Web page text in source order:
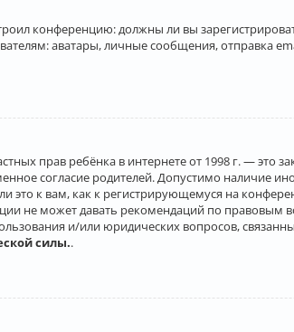
конференцию: должны ли вы
аватары, личные сообщения, отправка
прав ребёнка в интернете от 1998 г. —
согласие родителей. Допустимо наличие
это к вам, как к регистрирующемуся на
не может давать рекомендаций по
и/или юридических вопросов,
силы..